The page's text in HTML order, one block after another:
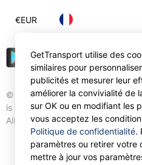
© Gettransport International
is trademark of Gettransport
All rights reserved.
€EUR
GetTransport utilise des
similaires pour
publicités et mesurer leur
améliorer la convivialité de
sur OK ou en modifiant les
vous acceptez les
Politique de confidentialité.
paramètres ou retirer votre
mettre à jour vos